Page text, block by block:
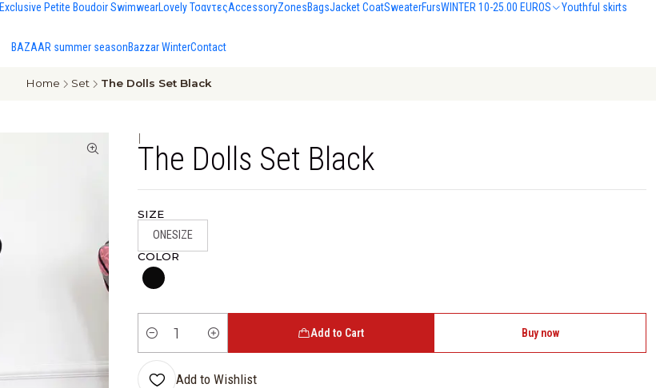
Exclusive Petite Boudoir SwimwearLovely ΤσαντεςAccessoryZonesBagsJacket CoatSweaterFursWINTER 10-25.00 EUROS Youthful skirts
BAZAAR summer seasonBazzar WinterContact
Home Set The Dolls Set Black
|
The Dolls Set Black
SIZE
ONESIZE
COLOR
Quantity
Add to Cart Buy now
Add to Wishlist